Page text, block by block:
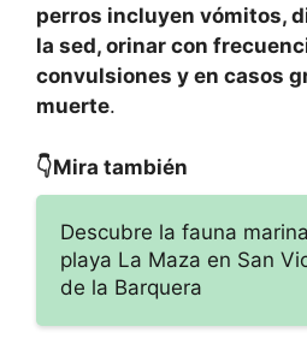
perros incluyen vómitos,
la sed, orinar con
convulsiones y en casos
muerte.
👇Mira también
Descubre la fauna
playa La Maza en San
de la Barquera